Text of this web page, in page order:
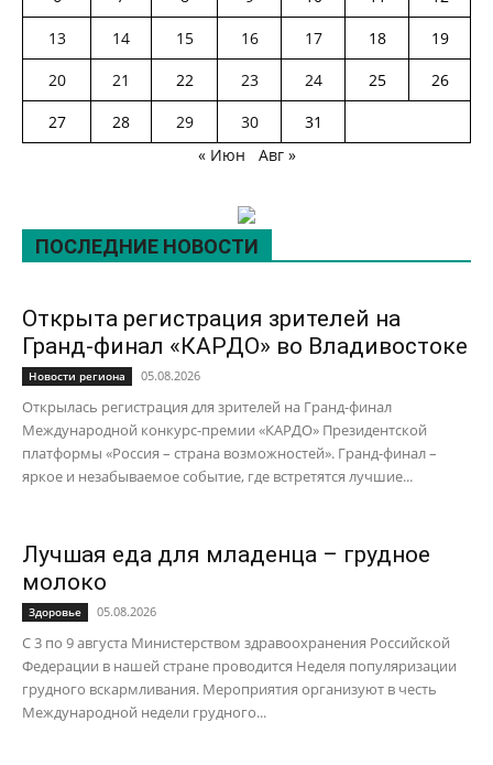
13
14 15 16 17 18
19
20
21 22 23 24 25
26
27
28 29 30
31
« Июн
Авг »
ПОСЛЕДНИЕ НОВОСТИ
Открыта регистрация зрителей на
Гранд-финал «КАРДО» во Владивостоке
Новости региона 05.08.2026
Открылась регистрация для зрителей на Гранд-финал
Международной конкурс-премии «КАРДО» Президентской
платформы «Россия – страна возможностей». Гранд-финал –
яркое и незабываемое событие, где встретятся лучшие...
Лучшая еда для младенца – грудное
молоко
Здоровье 05.08.2026
С 3 по 9 августа Министерством здравоохранения Российской
Федерации в нашей стране проводится Неделя популяризации
грудного вскармливания. Мероприятия организуют в честь
Международной недели грудного...